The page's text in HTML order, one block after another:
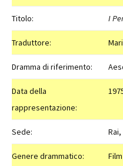
Titolo: I
Traduttore:
Dramma di riferimento:
Data della
rappresentazione:
Sede:
Genere drammatico: Film